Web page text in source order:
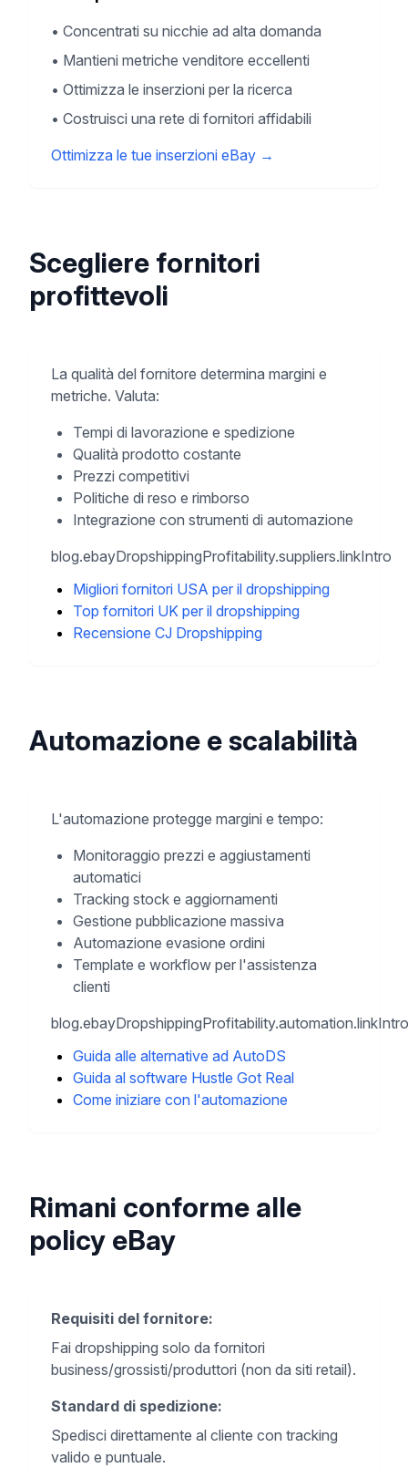
• Concentrati su nicchie ad alta domanda
• Mantieni metriche venditore eccellenti
• Ottimizza le inserzioni per la ricerca
• Costruisci una rete di fornitori affidabili
Ottimizza le tue inserzioni eBay →
Scegliere fornitori
profittevoli
La qualità del fornitore determina margini e
metriche. Valuta:
Tempi di lavorazione e spedizione
Qualità prodotto costante
Prezzi competitivi
Politiche di reso e rimborso
Integrazione con strumenti di automazione
blog.ebayDropshippingProfitability.suppliers.linkIntro
Migliori fornitori USA per il dropshipping
Top fornitori UK per il dropshipping
Recensione CJ Dropshipping
Automazione e scalabilità
L'automazione protegge margini e tempo:
Monitoraggio prezzi e aggiustamenti
automatici
Tracking stock e aggiornamenti
Gestione pubblicazione massiva
Automazione evasione ordini
Template e workflow per l'assistenza
clienti
blog.ebayDropshippingProfitability.automation.linkIntro
Guida alle alternative ad AutoDS
Guida al software Hustle Got Real
Come iniziare con l'automazione
Rimani conforme alle
policy eBay
Requisiti del fornitore:
Fai dropshipping solo da fornitori
business/grossisti/produttori (non da siti retail).
Standard di spedizione:
Spedisci direttamente al cliente con tracking
valido e puntuale.